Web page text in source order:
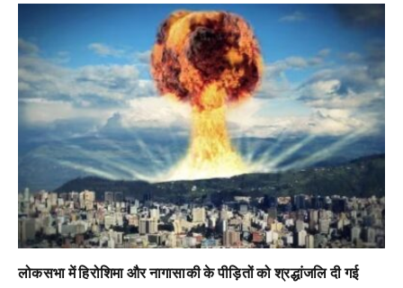
लोकसभा में हिरोशिमा और नागासाकी के पीड़ितों को श्रद्धांजलि दी गई